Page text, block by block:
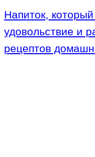
Напиток,
удовольствие и
рецептов